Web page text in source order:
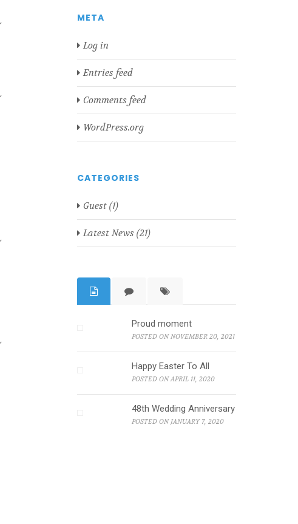
META
Log in
Entries feed
Comments feed
WordPress.org
CATEGORIES
Guest(1)
Latest News(21)
Proud moment
POSTED ON NOVEMBER 20, 2021
Happy Easter To All
POSTED ON APRIL 11, 2020
48th Wedding Anniversary
POSTED ON JANUARY 7, 2020